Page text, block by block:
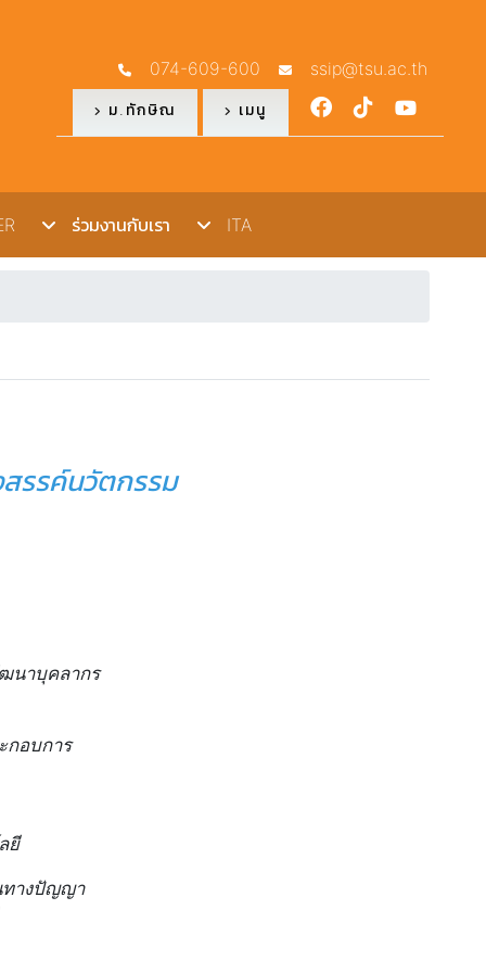
074-609-600 ssip@tsu.ac.th
ม.ทักษิณ เมนู
ร่วมงานกับเรา ITA
สรรค์นวัตกรรม
นาบุคลากร
กอบการ
ยี
นทางปัญญา